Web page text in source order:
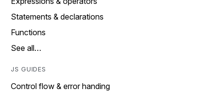
Statements & declarations
Functions
See all…
JS GUIDES
Control flow & error handing